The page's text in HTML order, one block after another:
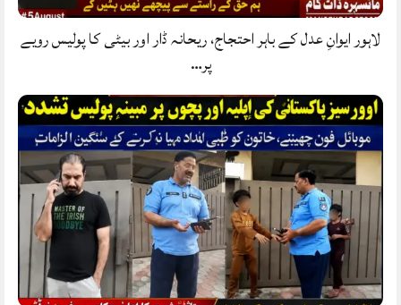
لاہور ایوانِ عدل کے باہر احتجاج، ریحانہ ڈار اور بیٹی کا پولیس رویے
پر…